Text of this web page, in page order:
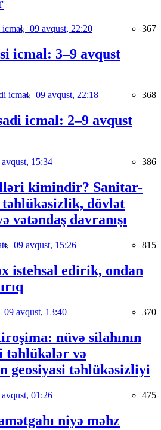
icmal, 09 avqust, 22:20 367
icmal: 3–9 avqust
icmal, 09 avqust, 22:18 368
icmal: 2–9 avqust
15:34 386
kimindir? Sanitar-
dövlət
vətəndaş davranışı
09 avqust, 15:26 815
istehsal edirik, ondan
09 avqust, 13:40 370
nüvə silahının
təhlükələr və
geosiyasi təhlükəsizliyi
01:26 475
niyə məhz